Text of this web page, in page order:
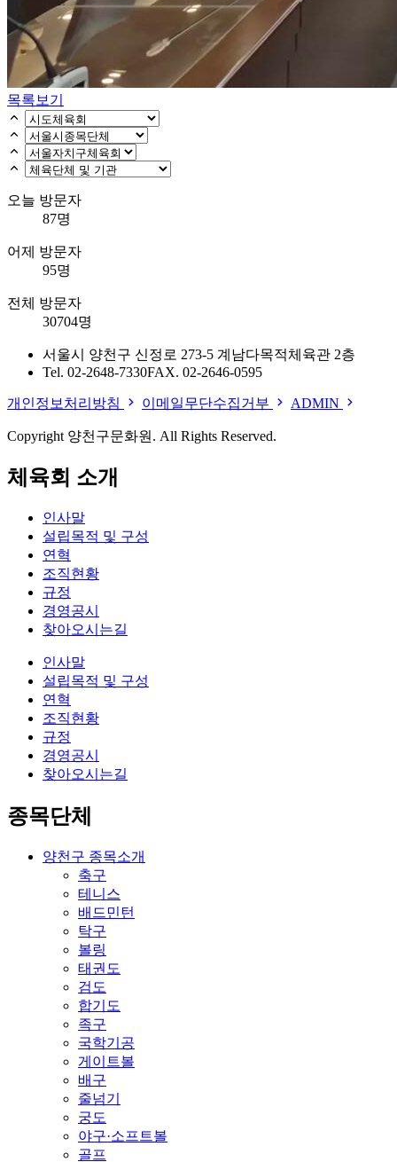
목록보기
오늘 방문자
87명
어제 방문자
95명
전체 방문자
30704명
서울시 양천구 신정로 273-5 계남다목적체육관 2층
Tel. 02-2648-7330FAX. 02-2646-0595
개인정보처리방침 이메일무단수집거부 ADMIN
Copyright 양천구문화원. All Rights Reserved.
체육회 소개
인사말
설립목적 및 구성
연혁
조직현황
규정
경영공시
찾아오시는길
인사말
설립목적 및 구성
연혁
조직현황
규정
경영공시
찾아오시는길
종목단체
양천구 종목소개
축구
테니스
배드민턴
탁구
볼링
태권도
검도
합기도
족구
국학기공
게이트볼
배구
줄넘기
궁도
야구·소프트볼
골프